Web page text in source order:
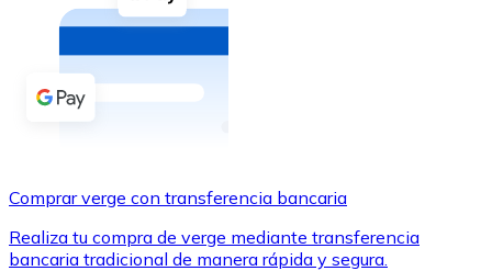
Compra criptomonedas con efectivo en tu tienda más
Comprar con efectivo
Transferencia SEPA
Utiliza tarjetas Visa y Mastercard para comprar
Comprar verge con transferencia bancaria
Realiza tu compra de verge mediante transferencia
bancaria tradicional de manera rápida y segura.